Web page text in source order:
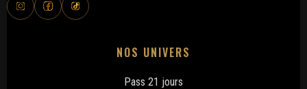
NOS UNIVERS
Pass 21 jours